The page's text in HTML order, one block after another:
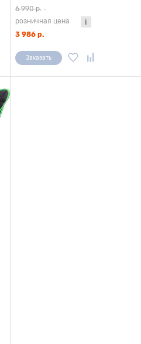
6 990 р. -
розничная цена
3 986 р.
Заказать